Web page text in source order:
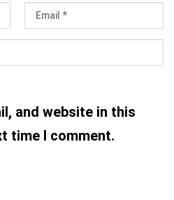
and website in this
time I comment.